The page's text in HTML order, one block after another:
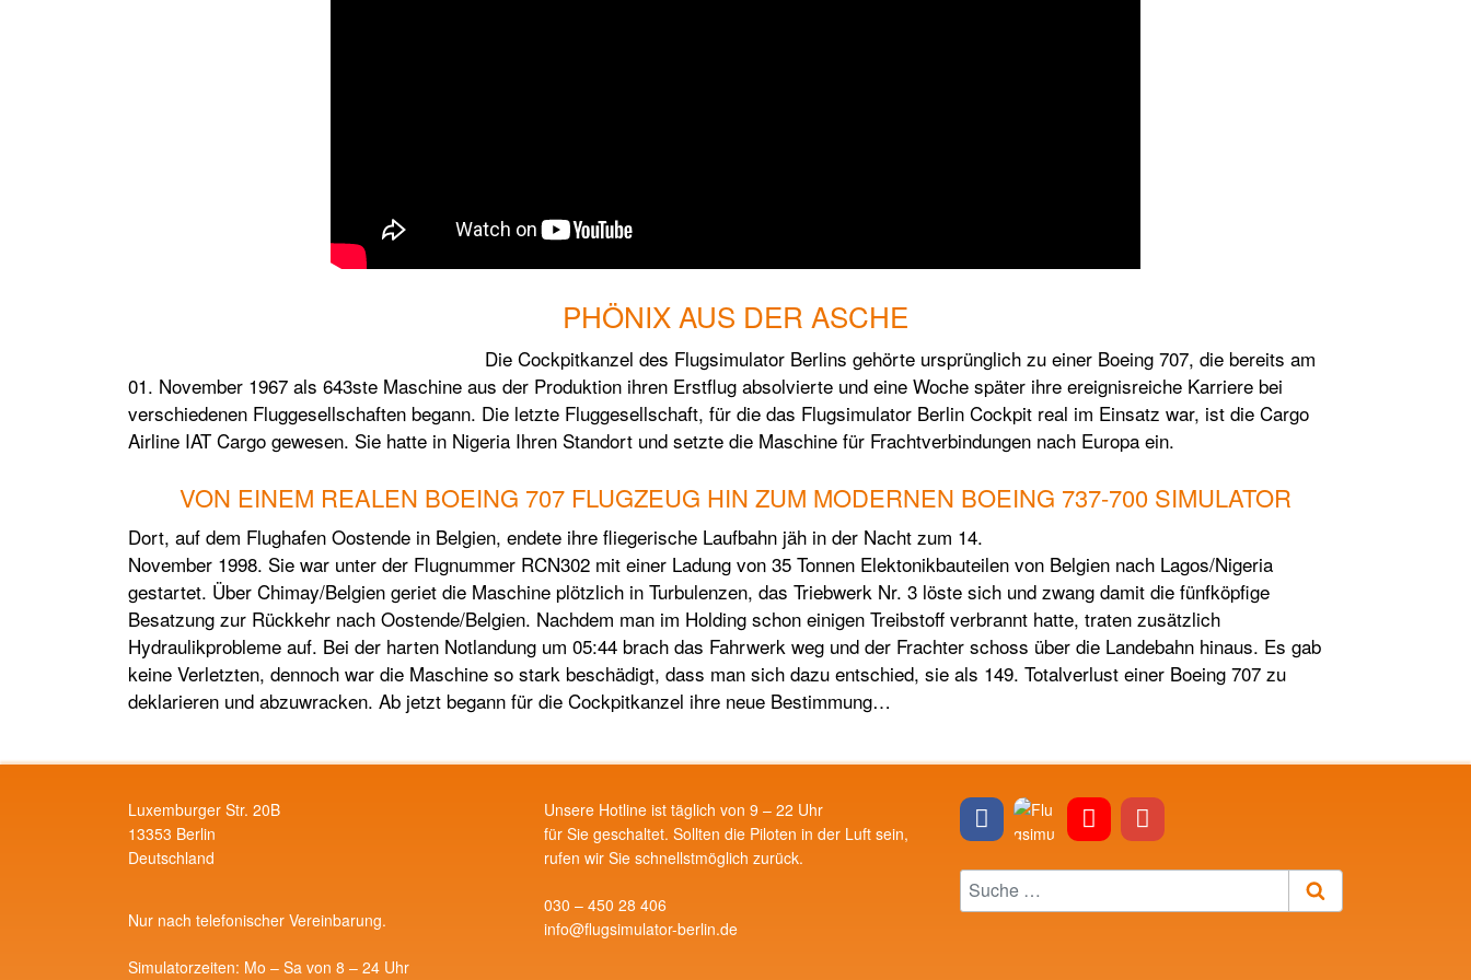
PHÖNIX AUS DER ASCHE
Die Cockpitkanzel des Flugsimulator Berlins gehörte ursprünglich zu einer Boeing 707, die bereits am
01. November 1967 als 643ste Maschine aus der Produktion ihren Erstflug absolvierte und eine Woche später ihre ereignisreiche Karriere bei
verschiedenen Fluggesellschaften begann. Die letzte Fluggesellschaft, für die das Flugsimulator Berlin Cockpit real im Einsatz war, ist die Cargo
Airline IAT Cargo gewesen. Sie hatte in Nigeria Ihren Standort und setzte die Maschine für Frachtverbindungen nach Europa ein.
VON EINEM REALEN BOEING 707 FLUGZEUG HIN ZUM MODERNEN BOEING 737-700 SIMULATOR
Dort, auf dem Flughafen Oostende in Belgien, endete ihre fliegerische Laufbahn jäh in der Nacht zum 14.
November 1998. Sie war unter der Flugnummer RCN302 mit einer Ladung von 35 Tonnen Elektonikbauteilen von Belgien nach Lagos/Nigeria
gestartet. Über Chimay/Belgien geriet die Maschine plötzlich in Turbulenzen, das Triebwerk Nr. 3 löste sich und zwang damit die fünfköpfige
Besatzung zur Rückkehr nach Oostende/Belgien. Nachdem man im Holding schon einigen Treibstoff verbrannt hatte, traten zusätzlich
Hydraulikprobleme auf. Bei der harten Notlandung um 05:44 brach das Fahrwerk weg und der Frachter schoss über die Landebahn hinaus. Es gab
keine Verletzten, dennoch war die Maschine so stark beschädigt, dass man sich dazu entschied, sie als 149. Totalverlust einer Boeing 707 zu
deklarieren und abzuwracken. Ab jetzt begann für die Cockpitkanzel ihre neue Bestimmung…
Luxemburger Str. 20B
13353 Berlin
Deutschland
Nur nach telefonischer Vereinbarung.
Simulatorzeiten: Mo – Sa von 8 – 24 Uhr
Unsere Hotline ist täglich von 9 – 22 Uhr
für Sie geschaltet. Sollten die Piloten in der Luft sein,
rufen wir Sie schnellstmöglich zurück.
030 – 450 28 406
info@flugsimulator-berlin.de